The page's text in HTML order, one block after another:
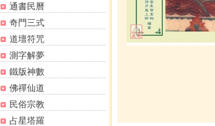
通書民曆
奇門三式
道壇符咒
測字解夢
鐵版神數
佛禪仙道
民俗宗教
占星塔羅